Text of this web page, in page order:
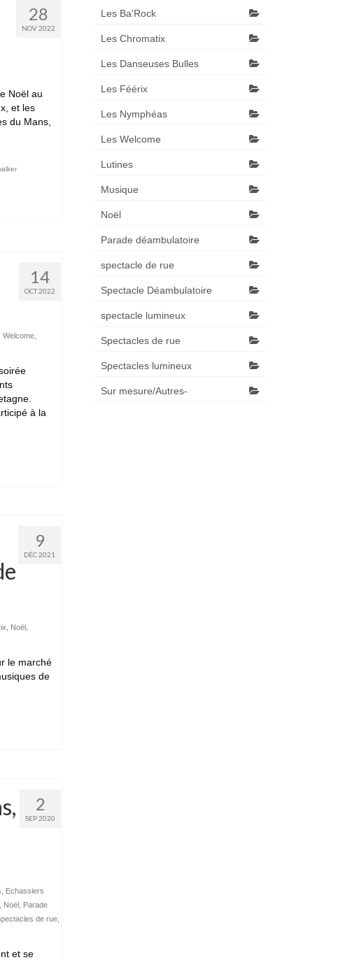
28
NOV 2022
Noël au
et les
du Mans,
14
OCT 2022
Welcome,
à la
9
DÉC 2021
Noël,
le marché
de
2
SEP 2020
Echassiers
Noël, Parade
de rue,
et se
Les Ba'Rock
Les Chromatix
Les Danseuses Bulles
Les Féérix
Les Nymphéas
Les Welcome
Lutines
Musique
Noël
Parade déambulatoire
spectacle de rue
Spectacle Déambulatoire
spectacle lumineux
Spectacles de rue
Spectacles lumineux
Sur mesure/Autres-